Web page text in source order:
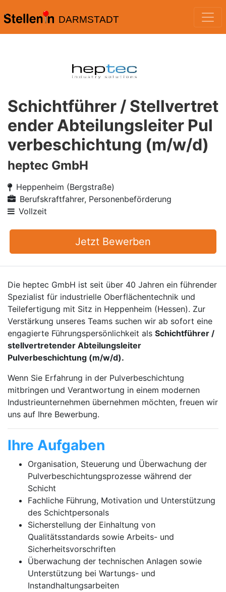
DARMSTADT
Schichtführer / Stellvertret
ender Abteilungsleiter Pul
verbeschichtung (m/w/d)
heptec GmbH
Heppenheim (Bergstraße)
Berufskraftfahrer, Personenbeförderung
Vollzeit
Jetzt Bewerben
Die heptec GmbH ist seit über 40 Jahren ein führender
Spezialist für industrielle Oberflächentechnik und
Teilefertigung mit Sitz in Heppenheim (Hessen). Zur
Verstärkung unseres Teams suchen wir ab sofort eine
engagierte Führungspersönlichkeit als Schichtführer /
stellvertretender Abteilungsleiter
Pulverbeschichtung (m/w/d).
Wenn Sie Erfahrung in der Pulverbeschichtung
mitbringen und Verantwortung in einem modernen
Industrieunternehmen übernehmen möchten, freuen wir
uns auf Ihre Bewerbung.
Ihre Aufgaben
Organisation, Steuerung und Überwachung der
Pulverbeschichtungsprozesse während der
Schicht
Fachliche Führung, Motivation und Unterstützung
des Schichtpersonals
Sicherstellung der Einhaltung von
Qualitätsstandards sowie Arbeits- und
Sicherheitsvorschriften
Überwachung der technischen Anlagen sowie
Unterstützung bei Wartungs- und
Instandhaltungsarbeiten